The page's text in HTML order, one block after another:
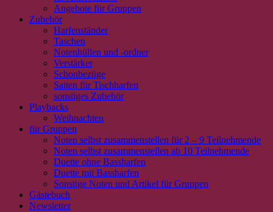
Angebote für Gruppen
Zubehör
Harfenständer
Taschen
Notenhüllen und -ordner
Verstärker
Schonbezüge
Saiten für Tischharfen
sonstiges Zubehör
Playbacks
Weihnachten
für Gruppen
Noten selbst zusammenstellen für 2 – 9 Teilnehmende
Noten selbst zusammenstellen ab 10 Teilnehmende
Duette ohne Bassharfen
Duette mit Bassharfen
Sonstige Noten und Artikel für Gruppen
Gästebuch
Newsletter